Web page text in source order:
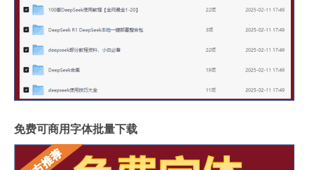
免费可商用字体批量下载